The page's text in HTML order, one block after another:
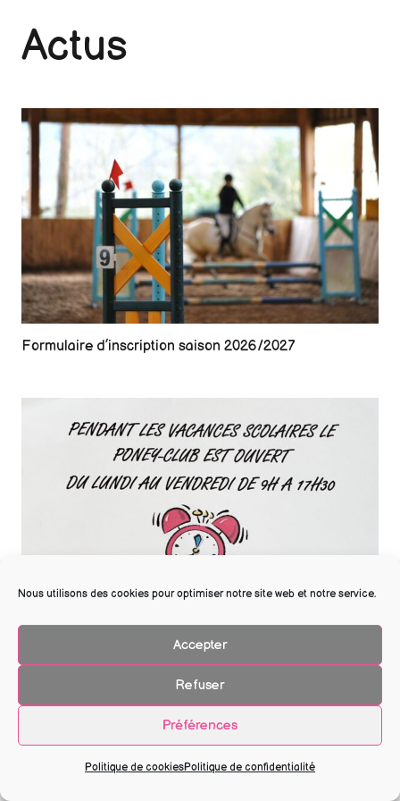
Nous utilisons des cookies pour optimiser notre site web et notre service.
Accepter
Refuser
Préférences
Politique de cookiesPolitique de confidentialité
Actus
Formulaire d’inscription saison 2026/2027